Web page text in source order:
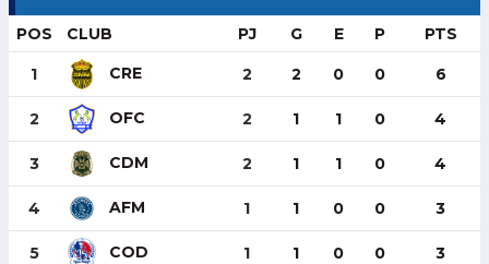
POS CLUB PJ G E P PTS
1 CRE 2 2 0 0 6
2 OFC 2 1 1 0 4
3 CDM 2 1 1 0 4
4 AFM 1 1 0 0 3
5 COD 1 1 0 0 3